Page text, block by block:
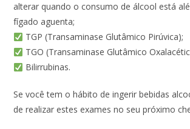
alterar quando o consumo de álcool está
fígado aguenta;
TGP (Transaminase Glutâmico Pirúvica);
TGO (Transaminase Glutâmico
Bilirrubinas.
Se você tem o hábito de ingerir bebidas
de realizar estes exames no seu próximo